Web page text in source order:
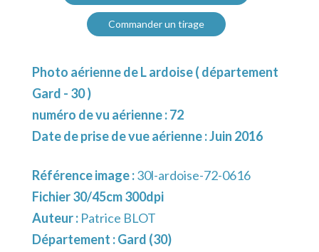
Commander un tirage
Photo aérienne de L ardoise ( département
Gard - 30 )
numéro de vu aérienne : 72
Date de prise de vue aérienne : Juin 2016
Référence image :30l-ardoise-72-0616
Fichier 30/45cm 300dpi
Auteur : Patrice BLOT
Département :Gard (30)